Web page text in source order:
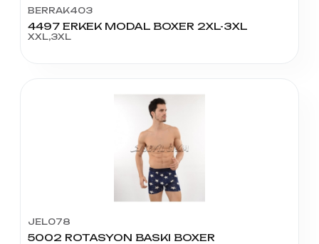
BERRAK403
4497 ERKEK MODAL BOXER 2XL-3XL
XXL,3XL
JEL078
5002 ROTASYON BASKI BOXER